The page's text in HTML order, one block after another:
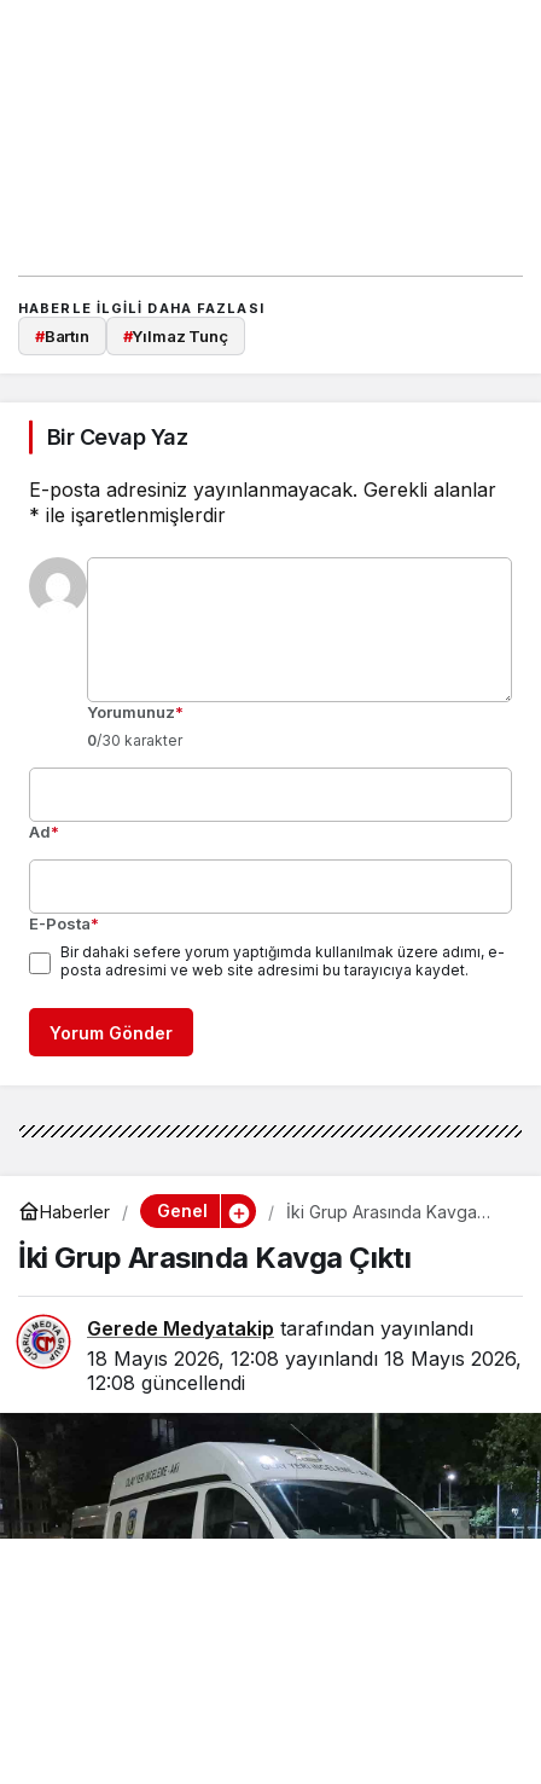
HABERLE ILGILI DAHA FAZLASI
#Bartın #Yılmaz Tunç
Bir Cevap Yaz
E-posta adresiniz yayınlanmayacak. Gerekli alanlar
* ile işaretlenmişlerdir
Yorumunuz*
0/30 karakter
Ad*
E-Posta*
Bir dahaki sefere yorum yaptığımda kullanılmak üzere adımı, e-
posta adresimi ve web site adresimi bu tarayıcıya kaydet.
Yorum Gönder
Haberler Genel
İki Grup Arasında Kavga
İki Grup Arasında Kavga Çıktı
Gerede Medyatakip tarafından yayınlandı
18 Mayıs 2026, 12:08 yayınlandı 18 Mayıs 2026,
12:08 güncellendi